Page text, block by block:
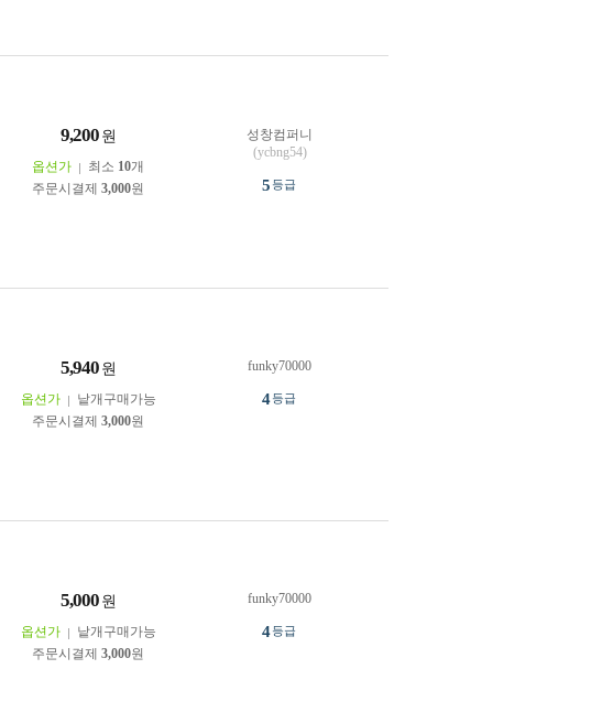
9,200 원
옵션가 최소 10개
주문시결제 3,000원
성창컴퍼니
(ycbng54)
5등급
5,940 원
옵션가
낱개구매가능
주문시결제 3,000원
funky70000
4등급
5,000 원
옵션가
낱개구매가능
주문시결제 3,000원
funky70000
4등급